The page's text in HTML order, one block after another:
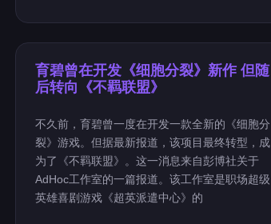
育碧曾在开发《细胞分裂》新作 但随
后转向《不羁联盟》
不久前，育碧曾一度在开发一款全新的《细胞分
裂》游戏。但据最新报道，该项目最终转型，成
为了《不羁联盟》。这一消息来自彭博社关于
AdHoc工作室的一篇报道。该工作室是职场超级
英雄喜剧游戏《超英派遣中心》的